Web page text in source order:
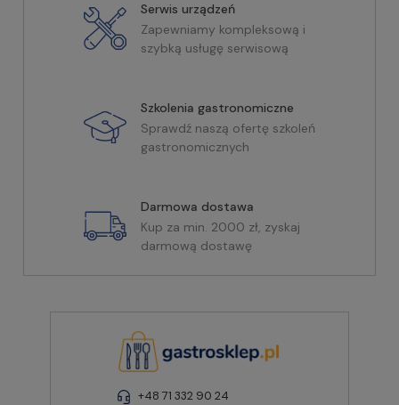
Serwis urządzeń
Zapewniamy kompleksową i
szybką usługę serwisową
Szkolenia gastronomiczne
Sprawdź naszą ofertę szkoleń
gastronomicznych
Darmowa dostawa
Kup za min. 2000 zł, zyskaj
darmową dostawę
+48 71 332 90 24